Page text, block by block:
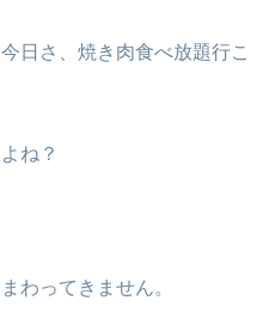
日さ、焼き肉食べ放題行こ
ね？
わってきません。